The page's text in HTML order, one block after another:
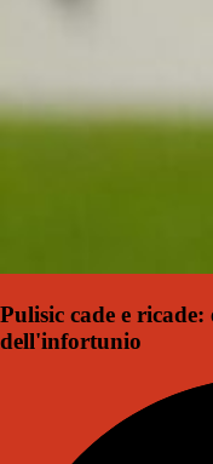
Pulisic cade e
dell'infortunio